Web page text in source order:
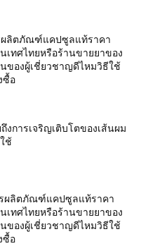
ผลิตภัณฑ์แคปซูลแท้ราคา
เทศไทยหรือร้านขายยาของ
นของผู้เชี่ยวชาญดีไหมวิธีใช้
ซื้อ
งการเจริญเติบโตของเส้นผม
ช้
รผลิตภัณฑ์แคปซูลแท้ราคา
เทศไทยหรือร้านขายยาของ
นของผู้เชี่ยวชาญดีไหมวิธีใช้
ซื้อ